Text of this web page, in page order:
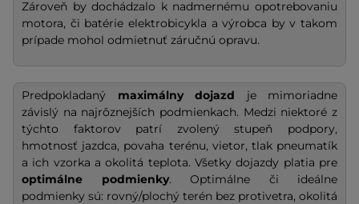
Zároveň by dochádzalo k nadmernému opotrebovaniu
motora, či batérie elektrobicykla a výrobca by v takom
prípade mohol odmietnuť záručnú opravu.
Predpokladaný maximálny dojazd je mimoriadne
závislý na najrôznejších podmienkach. Medzi niektoré z
týchto faktorov patrí zvolený stupeň podpory,
hmotnosť jazdca, povaha terénu, vietor, tlak pneumatík
a ich vzorka a okolitá teplota. Všetky dojazdy platia pre
optimálne podmienky. Optimálne či ideálne
podmienky sú: rovný/plochý terén bez protivetra, okolitá